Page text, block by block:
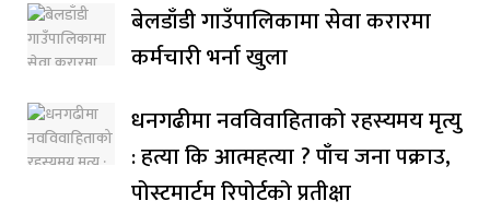
बेलडाँडी गाउँपालिकामा सेवा करारमा
कर्मचारी भर्ना खुला
धनगढीमा नवविवाहिताको रहस्यमय मृत्यु
: हत्या कि आत्महत्या ? पाँच जना पक्राउ,
पोस्टमार्टम रिपोर्टको प्रतीक्षा